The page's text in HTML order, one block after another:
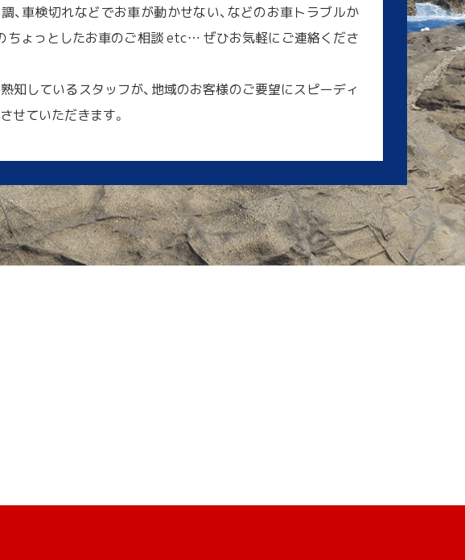
、車検切れなどでお車が動かせない、などのお車トラブルか
ちょっとしたお車のご相談 etc… ぜひお気軽にご連絡くださ
知しているスタッフが、地域のお客様のご要望にスピーディ
せていただきます。